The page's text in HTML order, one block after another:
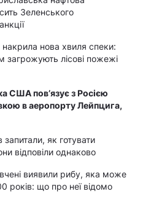
Зеленського
нова хвиля спеки:
загрожують лісові пожежі
США пов’язує з Росією
в аеропорту Лейпцига,
запитали, як готувати
відповіли однаково
виявили рибу, яка може
років: що про неї відомо